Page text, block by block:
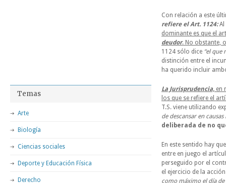
Con relación a este
refiere el Art. 1124:Al
dominante es que el
deudor. No obstante,
1124 sólo dice “el que
distinción entre el
ha querido incluir
La Jurisprudencia, en
los que se refiere el
T.S. viene utilizando
de descansar en
deliberada de no
En este sentido hay
entre en juego el
perseguido por el
el ejercicio de la
como máximo el día de
Temas
Arte
Biología
Ciencias sociales
Deporte y Educación Física
Derecho